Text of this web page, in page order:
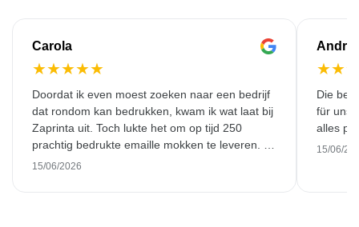
Carola
★★★★★
Doordat ik even moest zoeken naar een bedrijf
dat rondom kan bedrukken, kwam ik wat laat bij
Zaprinta uit. Toch lukte het om op tijd 250
prachtig bedrukte emaille mokken te leveren. Ik
ben daar heel blij mee. Hartelijk bedankt!
15/06/2026
★★
Die
für
alles
15/06/